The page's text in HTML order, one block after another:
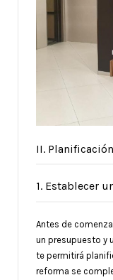
II.
1. Establecer
Antes de
un presupuesto y
te permitirá
reforma se